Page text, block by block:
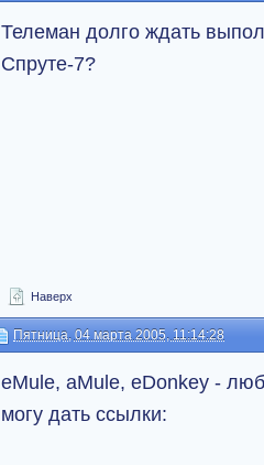
Телеман долго ждать
Спруте-7?
Наверх
Пятница, 04 марта 2005, 11:14:28
eMule, aMule, eDonkey -
могу дать ссылки: